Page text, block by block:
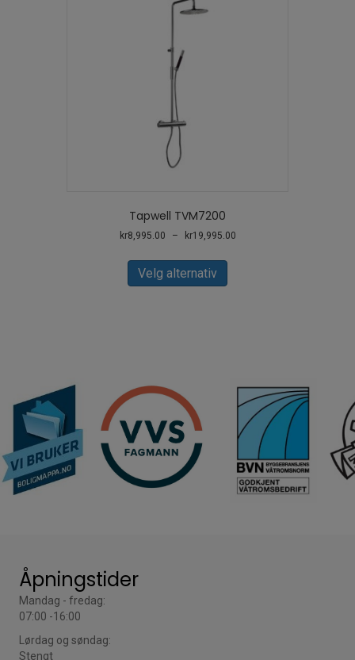
Tapwell TVM7200
kr8,995.00 – kr19,995.00
Velg alternativ
har
produktsiden
Åpningstider
Mandag - fredag:
07:00 -16:00
Lørdag og søndag:
Stengt